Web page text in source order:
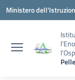
Vai ai contenuti
Vai al menu di
Vai al footer
Ministero